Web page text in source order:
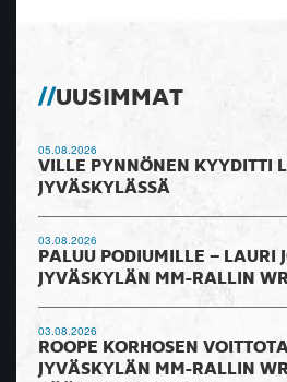
UUSIMMAT
05.08.2026
VILLE PYNNÖNEN KYYDITTI
JYVÄSKYLÄSSÄ
03.08.2026
PALUU PODIUMILLE – LAURI
JYVÄSKYLÄN MM-RALLIN
03.08.2026
ROOPE KORHOSEN
JYVÄSKYLÄN MM-RALLIN